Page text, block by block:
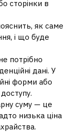
сторінки в
як саме
і що буде
потрібно
дані. У
форми або
суму — це
низька ціна